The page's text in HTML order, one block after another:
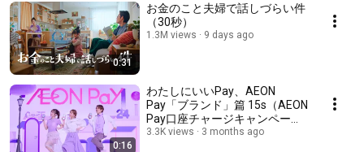
0:31
お金のこと夫婦で話しづらい件
（30秒）
1.3M views 9 days ago
0:16
わたしにいいPay、AEON
Pay「ブランド」篇 15s（AEON
Pay口座チャージキャンペー
ン）
3.3K views 3 months ago